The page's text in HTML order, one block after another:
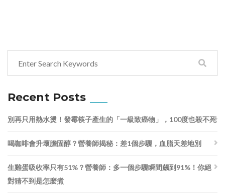
Recent Posts
別再只用熱水燙！發霉筷子產生的「一級致癌物」，100度也殺不死
喝咖啡會升壞膽固醇？營養師揭秘：差1個步驟，血脂天差地別
生雞蛋吸收率只有51%？營養師：多一個步驟瞬間飆到91%！你絕
對猜不到是怎麼煮